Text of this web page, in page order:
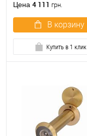
Цена 4 111 грн.
В корзину
Купить в 1 клик